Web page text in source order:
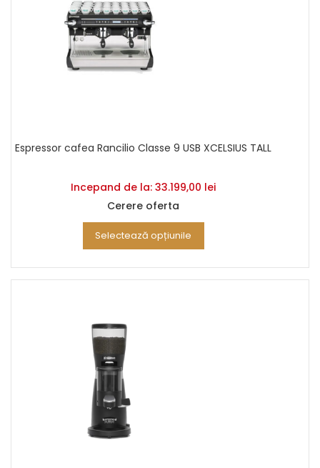
Espressor cafea Rancilio Classe 9 USB XCELSIUS TALL
Incepand de la: 33.199,00 lei
Cerere oferta
Selectează opțiunile